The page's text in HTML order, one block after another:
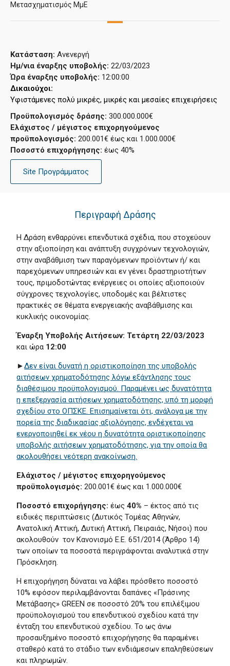
Μετασχηματισμός ΜμΕ
Κατάσταση: Ανενεργή
Ημ/νια έναρξης υποβολής: 22/03/2023
Ώρα έναρξης υποβολής: 12:00:00
Δικαιούχοι:
Υφιστάμενες πολύ μικρές, μικρές και μεσαίες επιχειρήσεις
Προϋπολογισμός δράσης: 300.000.000€
Ελάχιστος / μέγιστος επιχορηγούμενος
προϋπολογισμός: 200.001€ έως και 1.000.000€
Ποσοστό επιχορήγησης: έως 40%
Site Προγράμματος
Περιγραφή Δράσης
Η Δράση ενθαρρύνει επενδυτικά σχέδια, που στοχεύουν
στην αξιοποίηση και ανάπτυξη συγχρόνων τεχνολογιών,
στην αναβάθμιση των παραγόμενων προϊόντων ή/ και
παρεχόμενων υπηρεσιών και εν γένει δραστηριοτήτων
τους, πριμοδοτώντας ενέργειες οι οποίες αξιοποιούν
σύγχρονες τεχνολογίες, υποδομές και βέλτιστες
πρακτικές σε θέματα ενεργειακής αναβάθμισης και
κυκλικής οικονομίας.
Έναρξη Υποβολής Αιτήσεων: Τετάρτη 22/03/2023
και ώρα 12:00
►Δεν είναι δυνατή η οριστικοποίηση της υποβολής
αιτήσεων χρηματοδότησης λόγω εξάντλησης τους
διαθέσιμου προϋπολογισμού. Παραμένει ως δυνατότητα
η επεξεργασία αιτήσεων χρηματοδότησης, υπό τη μορφή
σχεδίου στο ΟΠΣΚΕ. Επισημαίνεται ότι, ανάλογα με την
πορεία της διαδικασίας αξιολόγησης, ενδέχεται να
ενεργοποιηθεί εκ νέου η δυνατότητα οριστικοποίησης
υποβολής αιτήσεων χρηματοδότησης, για την οποία θα
ακολουθήσει νεότερη ανακοίνωση.
Ελάχιστος / μέγιστος επιχορηγούμενος
προϋπολογισμός: 200.001€ έως και 1.000.000€
Ποσοστό επιχορήγησης:έως40% – έκτος από τις
ειδικές περιπτώσεις (Δυτικός Τομέας Αθηνών,
Ανατολική Αττική, Δυτική Αττική, Πειραιάς, Νήσοι) που
ακολουθούν τον Κανονισμό Ε.Ε. 651/2014 (Άρθρο 14)
των οποίων τα ποσοστά περιγράφονται αναλυτικά στην
Πρόσκληση.
Η επιχορήγηση δύναται να λάβει πρόσθετο ποσοστό
10% εφόσον περιλαμβάνονται δαπάνες «Πράσινης
Μετάβασης» GREEN σε ποσοστό 20% του επιλέξιμου
προϋπολογισμού του επενδυτικού σχεδίου κατά την
ένταξη του επενδυτικού σχεδίου. Το ως άνω
προσαυξημένο ποσοστό επιχορήγησης θα παραμένει
σταθερό κατά το στάδιο των ενδιάμεσων επαληθεύσεων
και πληρωμών.